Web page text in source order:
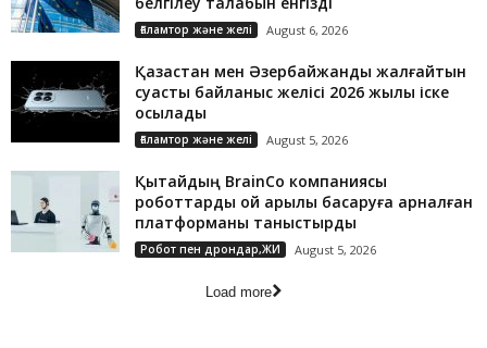
Ғаламтор және желі August 6, 2026
Қазақстан мен Әзербайжанды жалғайтын
суасты байланыс желісі 2026 жылы іске
қосылады
Ғаламтор және желі August 5, 2026
Қытайдың BrainCo компаниясы
роботтарды ой арқылы басқаруға арналған
платформаны таныстырды
Робот пен дрондар,ЖИ August 5, 2026
Load more